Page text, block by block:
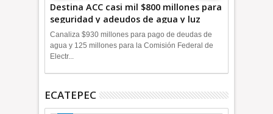
Destina ACC casi mil $800 millones para
seguridad y adeudos de agua y luz
+Video
Canaliza $930 millones para pago de deudas de
agua y 125 millones para la Comisión Federal de
Electr...
ECATEPEC